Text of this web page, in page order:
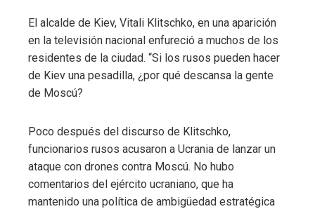
El alcalde de Kiev, Vitali Klitschko, en una aparición
en la televisión nacional enfureció a muchos de los
residentes de la ciudad. “Si los rusos pueden hacer
de Kiev una pesadilla, ¿por qué descansa la gente
de Moscú?
Poco después del discurso de Klitschko,
funcionarios rusos acusaron a Ucrania de lanzar un
ataque con drones contra Moscú. No hubo
comentarios del ejército ucraniano, que ha
mantenido una política de ambigüedad estratégica